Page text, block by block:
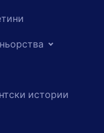
истории